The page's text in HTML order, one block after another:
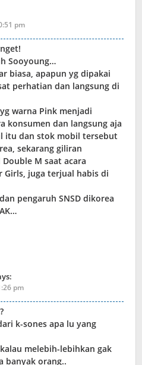
pm
Sooyoung…
biasa, apapun yg dipakai
perhatian dan langsung di
warna Pink menjadi
konsumen dan langsung aja
itu dan stok mobil tersebut
sekarang giliran
M saat acara
Girls, juga terjual habis di
pengaruh SNSD dikorea
pm
k-sones apa lu yang
melebih-lebihkan gak
banyak orang..